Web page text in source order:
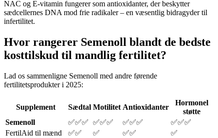
NAC og E-vitamin fungerer som antioxidanter, der beskytter
sædcellernes DNA mod frie radikaler – en væsentlig bidragyder til
infertilitet.
Hvor rangerer Semenoll blandt de bedste
kosttilskud til mandlig fertilitet?
Lad os sammenligne Semenoll med andre førende
fertilitetsprodukter i 2025:
Supplement Sædtal Motilitet Antioxidanter
Hormonel
støtte
Semenoll
✅✅✅ ✅✅✅ ✅✅✅
✅✅✅
FertilAid til mænd
✅✅ ✅ ✅✅
✅